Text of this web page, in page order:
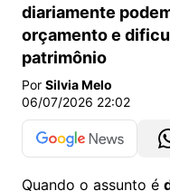
diariamente
orçamento e
patrimônio
Por Silvia Melo
06/07/2026 22:02
Quando o assunto é